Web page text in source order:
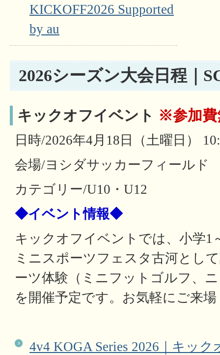
KICKOFF2026 Supported
by au
2026シーズン大会日程｜
キックオフイベント ※参加費
日時/2026年4月18日（土曜日）
会場/ヨシダサッカーフィールド
カテゴリー/U10・U12
◆イベント情報◆
キックオフイベントでは、小学1
ミニスポーツフェスタ古河とし
ーツ体験（ミニフットゴルフ、
を開催予定です。お気軽にご来
4v4 KOGA Series 2026｜キッ